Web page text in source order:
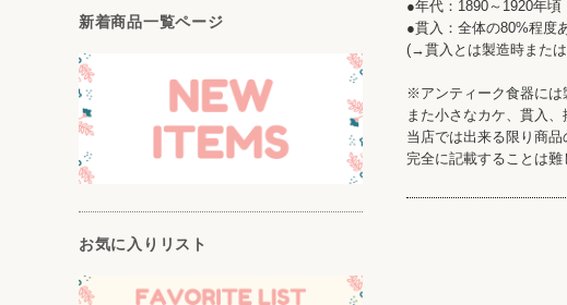
●年代：1890～1920年頃
●貫入：全体の80%程度
(→貫入とは製造時また
※アンティーク食器には
また小さなカケ、貫入
当店では出来る限り商
完全に記載することは難
新着商品一覧ページ
お気に入りリスト